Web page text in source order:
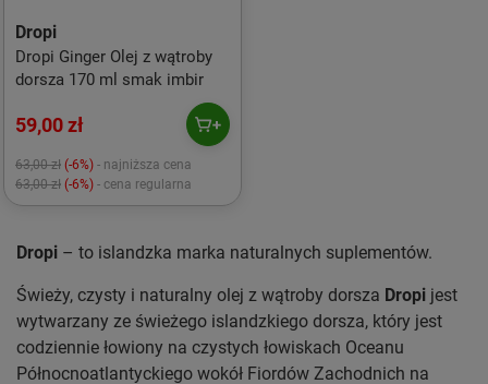
Dropi
Dropi Ginger Olej z wątroby
dorsza 170 ml smak imbir
59,00 zł
63,00 zł (-6%) - najniższa cena
63,00 zł (-6%) - cena regularna
Dropi – to islandzka marka naturalnych suplementów.
Świeży, czysty i naturalny olej z wątroby dorsza Dropi jest
wytwarzany ze świeżego islandzkiego dorsza, który jest
codziennie łowiony na czystych łowiskach Oceanu
Północnoatlantyckiego wokół Fiordów Zachodnich na